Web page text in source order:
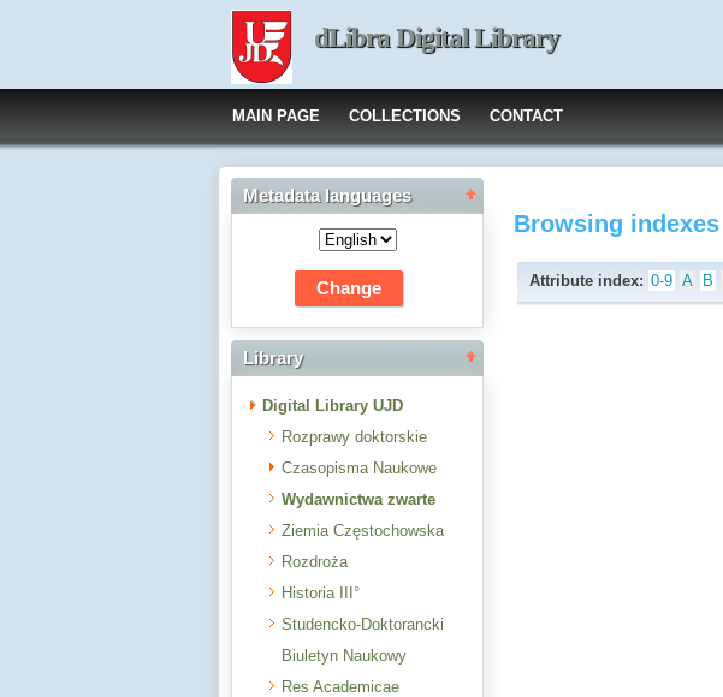
dLibra Digital Library
MAIN PAGE COLLECTIONS CONTACT
Metadata languages
Library
Digital Library UJD
Rozprawy doktorskie
Czasopisma Naukowe
Wydawnictwa zwarte
Ziemia Częstochowska
Rozdroża
Historia III°
Studencko-Doktorancki
Biuletyn Naukowy
Res Academicae
Browsing indexes
Attribute index: 0-9 A B